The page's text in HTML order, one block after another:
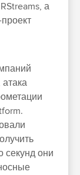
а
секунд они